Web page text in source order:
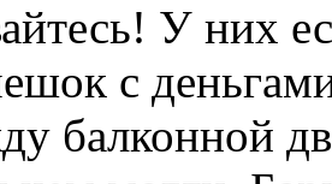
У них
с
балконной